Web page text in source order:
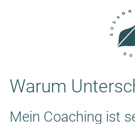
Warum
Mein Coaching ist